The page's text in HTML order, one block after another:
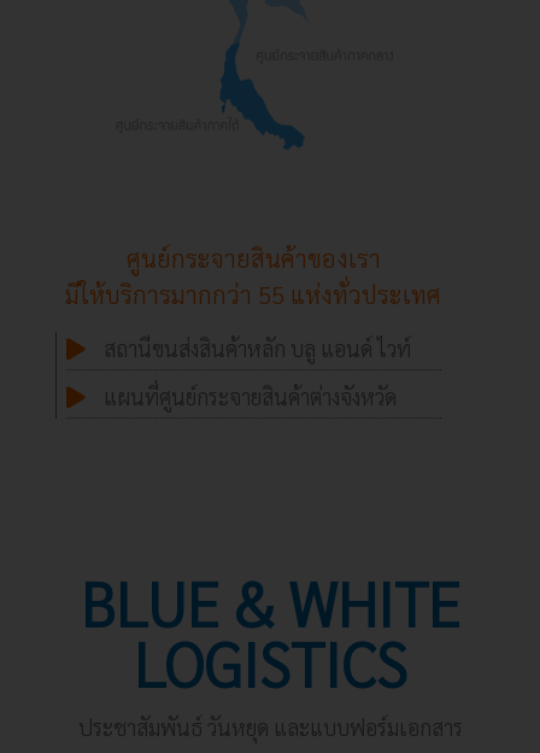
ศูนย์กระจายสินค้าของเรา
มีให้บริการมากกว่า 55 แห่งทั่วประเทศ
สถานีขนส่งสินค้าหลัก บลู แอนด์ ไวท์
แผนที่ศูนย์กระจายสินค้าต่างจังหวัด
BLUE & WHITE
LOGISTICS
ประชาสัมพันธ์ วันหยุด และแบบฟอร์มเอกสาร